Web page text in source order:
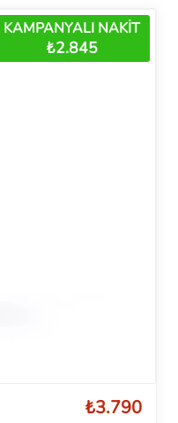
KAMPANYALI NAKİT
₺2.845
₺3.790